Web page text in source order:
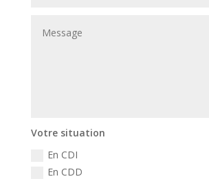
Votre situation
En CDI
En CDD